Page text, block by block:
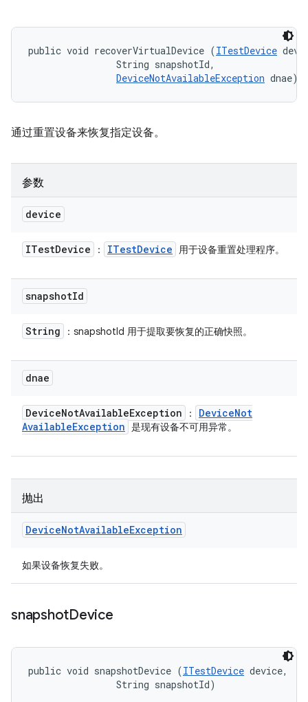
public void recoverVirtualDevice (ITestDevice
                String snapshotId,
DeviceNotAvailableException dnae)
通过重置设备来恢复指定设备。
参数
device
ITestDevice ： ITestDevice 用于设备重置处理程序。
snapshotId
String ：snapshotId 用于提取要恢复的正确快照。
dnae
DeviceNotAvailableException ： DeviceNot
AvailableException 是现有设备不可用异常。
抛出
DeviceNotAvailableException
如果设备恢复失败。
snapshotDevice
public void snapshotDevice (ITestDevice device,
                String snapshotId)